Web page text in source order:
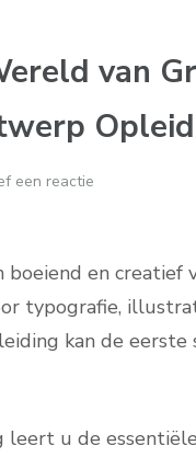
van
een reactie
en
typografie,
kan de eerste
u de